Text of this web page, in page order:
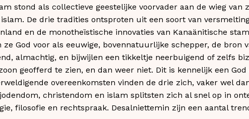
stond als collectieve geestelijke voorvader aan de wieg
De drie tradities ontsproten uit een soort van
en de monotheïstische innovaties van Kanaänitische
ze God voor als eeuwige, bovennatuurlijke schepper, de bron
almachtig, en bijwijlen een tikkeltje neerbuigend of zelfs
geofferd te zien, en dan weer niet. Dit is kennelijk een
overeenkomsten vinden de drie zich, vaker wel
christendom en islam splitsten zich al snel op in
filosofie en rechtspraak. Desalniettemin zijn een aantal